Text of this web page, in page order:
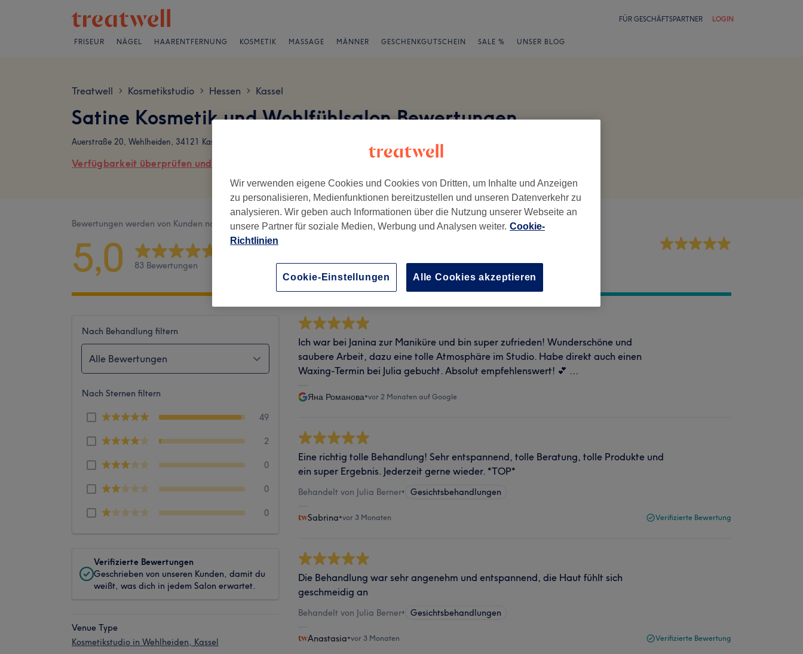
FÜR GESCHÄFTSPARTNER LOGIN
FRISEUR NÄGEL HAARENTFERNUNG KOSMETIK MASSAGE MÄNNER GESCHENKGUTSCHEIN SALE % UNSER BLOG
Treatwell > Kosmetikstudio > Hessen > Kassel
Satine Kosmetik und Wohlfühlsalon Bewertungen
Auerstraße 20, Wehlheiden, 34121 Kassel
Verfügbarkeit überprüfen und online buchen
Bewertungen werden von Kunden nach ihrem Besuch geschrieben.
5,0 83 Bewertungen Sauberkeit
Nach Behandlung filtern
Alle Bewertungen
Nach Sternen filtern
49
2
0
0
0
Verifizierte Bewertungen
Geschrieben von unseren Kunden, damit du
weißt, was dich in jedem Salon erwartet.
Venue Type
Kosmetikstudio in Wehlheiden, Kassel
Ich war bei Janina zur Maniküre und bin super zufrieden! Wunderschöne und
saubere Arbeit, dazu eine tolle Atmosphäre im Studio. Habe direkt auch einen
Waxing-Termin bei Julia gebucht. Absolut empfehlenswert! 💕 …
Яна Романова•vor 2 Monaten auf Google
Eine richtig tolle Behandlung! Sehr entspannend, tolle Beratung, tolle Produkte und
ein super Ergebnis. Jederzeit gerne wieder. *TOP*
Behandelt von Julia Berner• Gesichtsbehandlungen
Sabrina•vor 3 Monaten Verifizierte Bewertung
Die Behandlung war sehr angenehm und entspannend, die Haut fühlt sich
geschmeidig an
Behandelt von Julia Berner• Gesichtsbehandlungen
Anastasia•vor 3 Monaten Verifizierte Bewertung
Wir verwenden eigene Cookies und Cookies von Dritten, um Inhalte und Anzeigen
zu personalisieren, Medienfunktionen bereitzustellen und unseren Datenverkehr zu
analysieren. Wir geben auch Informationen über die Nutzung unserer Webseite an
unsere Partner für soziale Medien, Werbung und Analysen weiter. Cookie-
Richtlinien
Cookie-Einstellungen Alle Cookies akzeptieren